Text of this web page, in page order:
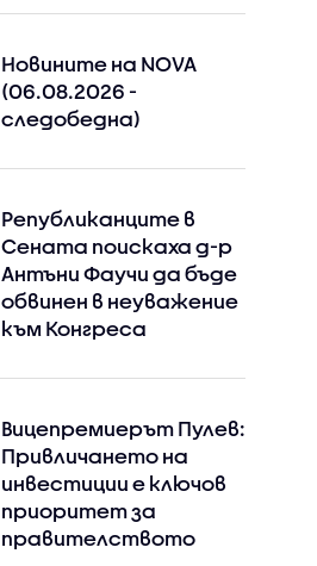
Новините на NOVA
(06.08.2026 -
следобедна)
Републиканците в
Сената поискаха д-р
Антъни Фаучи да бъде
обвинен в неуважение
към Конгреса
Вицепремиерът Пулев:
Привличането на
инвестиции е ключов
приоритет за
правителството